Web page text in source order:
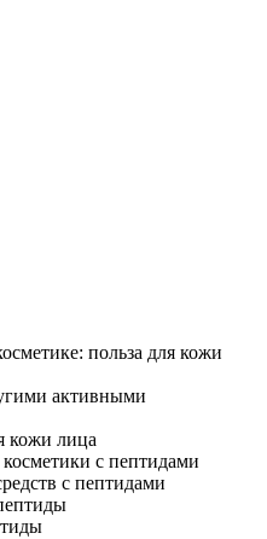
польза для кожи
активными
кожи лица
с пептидами
с пептидами